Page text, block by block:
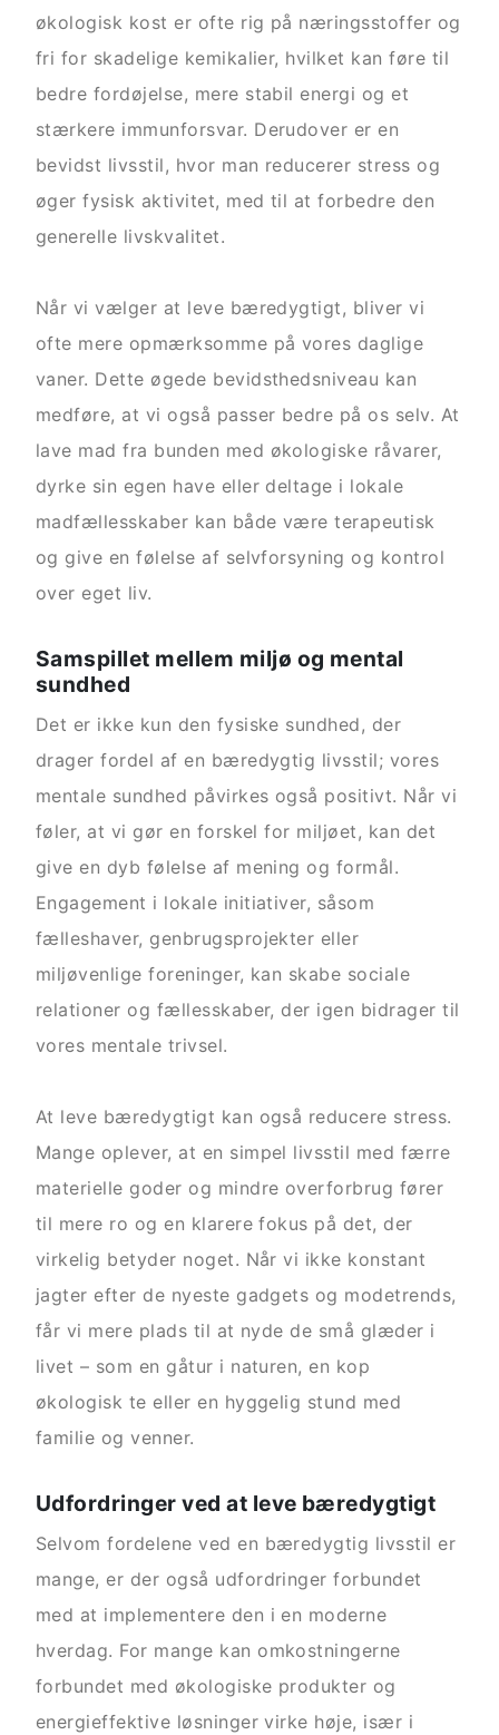
økologisk kost er ofte rig på næringsstoffer og
fri for skadelige kemikalier, hvilket kan føre til
bedre fordøjelse, mere stabil energi og et
stærkere immunforsvar. Derudover er en
bevidst livsstil, hvor man reducerer stress og
øger fysisk aktivitet, med til at forbedre den
generelle livskvalitet.
Når vi vælger at leve bæredygtigt, bliver vi
ofte mere opmærksomme på vores daglige
vaner. Dette øgede bevidsthedsniveau kan
medføre, at vi også passer bedre på os selv. At
lave mad fra bunden med økologiske råvarer,
dyrke sin egen have eller deltage i lokale
madfællesskaber kan både være terapeutisk
og give en følelse af selvforsyning og kontrol
over eget liv.
Samspillet mellem miljø og mental
sundhed
Det er ikke kun den fysiske sundhed, der
drager fordel af en bæredygtig livsstil; vores
mentale sundhed påvirkes også positivt. Når vi
føler, at vi gør en forskel for miljøet, kan det
give en dyb følelse af mening og formål.
Engagement i lokale initiativer, såsom
fælleshaver, genbrugsprojekter eller
miljøvenlige foreninger, kan skabe sociale
relationer og fællesskaber, der igen bidrager til
vores mentale trivsel.
At leve bæredygtigt kan også reducere stress.
Mange oplever, at en simpel livsstil med færre
materielle goder og mindre overforbrug fører
til mere ro og en klarere fokus på det, der
virkelig betyder noget. Når vi ikke konstant
jagter efter de nyeste gadgets og modetrends,
får vi mere plads til at nyde de små glæder i
livet – som en gåtur i naturen, en kop
økologisk te eller en hyggelig stund med
familie og venner.
Udfordringer ved at leve bæredygtigt
Selvom fordelene ved en bæredygtig livsstil er
mange, er der også udfordringer forbundet
med at implementere den i en moderne
hverdag. For mange kan omkostningerne
forbundet med økologiske produkter og
energieffektive løsninger virke høje, især i